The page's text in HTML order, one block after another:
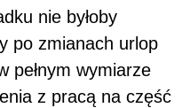
nie byłoby
po zmianach urlop
pełnym wymiarze
z pracą na część